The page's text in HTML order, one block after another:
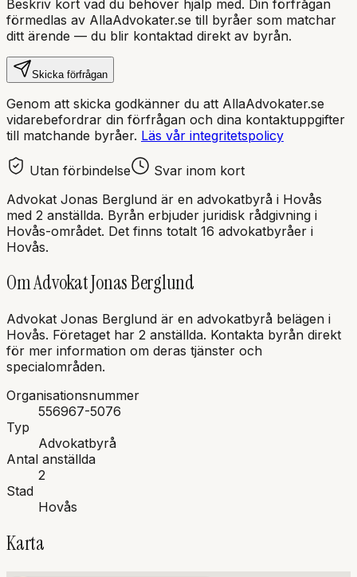
Beskriv kort vad du behöver hjälp med. Din förfrågan
förmedlas av AllaAdvokater.se till byråer som matchar
ditt ärende — du blir kontaktad direkt av byrån.
Skicka förfrågan
Genom att skicka godkänner du att AllaAdvokater.se
vidarebefordrar din förfrågan och dina kontaktuppgifter
till matchande byråer. Läs vår integritetspolicy
Utan förbindelse
Svar inom kort
Advokat Jonas Berglund är en advokatbyrå i Hovås
med 2 anställda. Byrån erbjuder juridisk rådgivning i
Hovås-området. Det finns totalt 16 advokatbyråer i
Hovås.
OmAdvokat Jonas Berglund
Advokat Jonas Berglund är en advokatbyrå belägen i
Hovås. Företaget har 2 anställda. Kontakta byrån direkt
för mer information om deras tjänster och
specialområden.
Organisationsnummer
556967-5076
Typ
Advokatbyrå
Antal anställda
2
Stad
Hovås
Karta